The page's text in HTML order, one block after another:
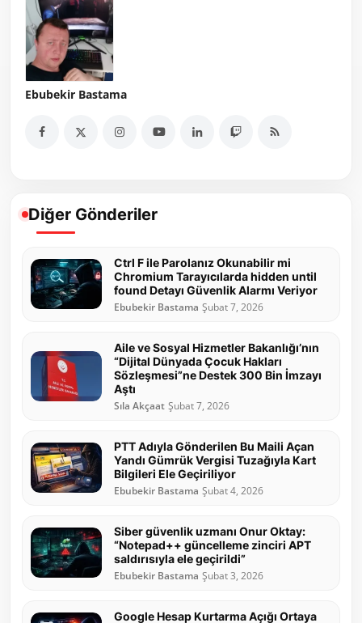
Ebubekir Bastama
Diğer Gönderiler
Ctrl F ile Parolanız Okunabilir mi
Chromium Tarayıcılarda hidden until
found Detayı Güvenlik Alarmı Veriyor
Ebubekir Bastama Şubat 7, 2026
Aile ve Sosyal Hizmetler Bakanlığı’nın
“Dijital Dünyada Çocuk Hakları
Sözleşmesi”ne Destek 300 Bin İmzayı
Aştı
Sıla Akçaat Şubat 7, 2026
PTT Adıyla Gönderilen Bu Maili Açan
Yandı Gümrük Vergisi Tuzağıyla Kart
Bilgileri Ele Geçiriliyor
Ebubekir Bastama Şubat 4, 2026
Siber güvenlik uzmanı Onur Oktay:
“Notepad++ güncelleme zinciri APT
saldırısıyla ele geçirildi”
Ebubekir Bastama Şubat 3, 2026
Google Hesap Kurtarma Açığı Ortaya